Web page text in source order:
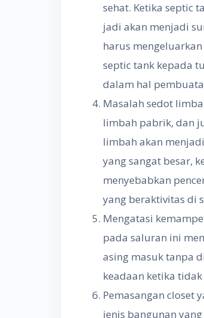
sehat. Ketika septic
jadi akan menjadi
harus
septic tank kepada
dalam hal
Masalah sedot
limbah pabrik, dan
limbah akan
yang sangat besar,
menyebabkan
yang beraktivitas di
Mengatasi
pada saluran ini
asing masuk tanpa
keadaan ketika
Pemasangan closet
jenis bangunan